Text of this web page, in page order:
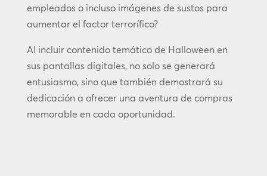
empleados o incluso imágenes de sustos para
aumentar el factor terrorífico?
Al incluir contenido temático de Halloween en
sus pantallas digitales, no solo se generará
entusiasmo, sino que también demostrará su
dedicación a ofrecer una aventura de compras
memorable en cada oportunidad.